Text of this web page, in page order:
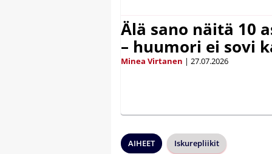
Älä sano näitä 10
– huumori ei sovi
Minea Virtanen | 27.07.2026
AIHEET Iskurepliikit